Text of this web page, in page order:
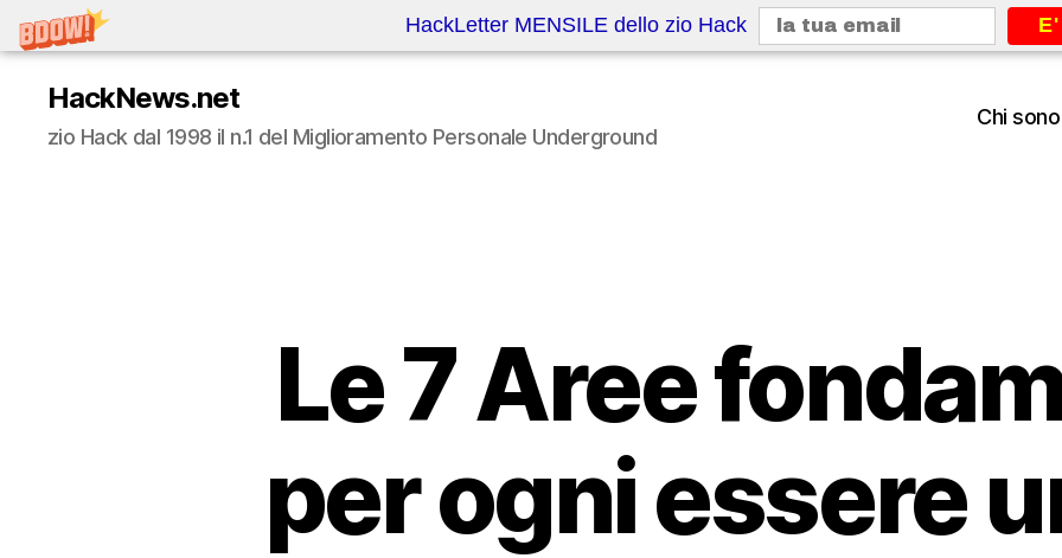
HackLetter MENSILE dello zio Hack
HackNews.net
zio Hack dal 1998 il n.1 del Miglioramento Personale Underground
Chi sono
Le 7 Aree
per ogni essere